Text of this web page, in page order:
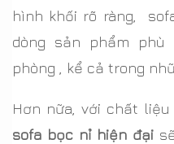
hình khối rõ ràng,
dòng sản phẩm phù
phòng , kể cả trong
Hơn nữa, với chất
sofa bọc nỉ hiện đại